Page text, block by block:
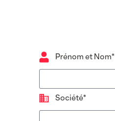
Prénom et Nom*
Société*